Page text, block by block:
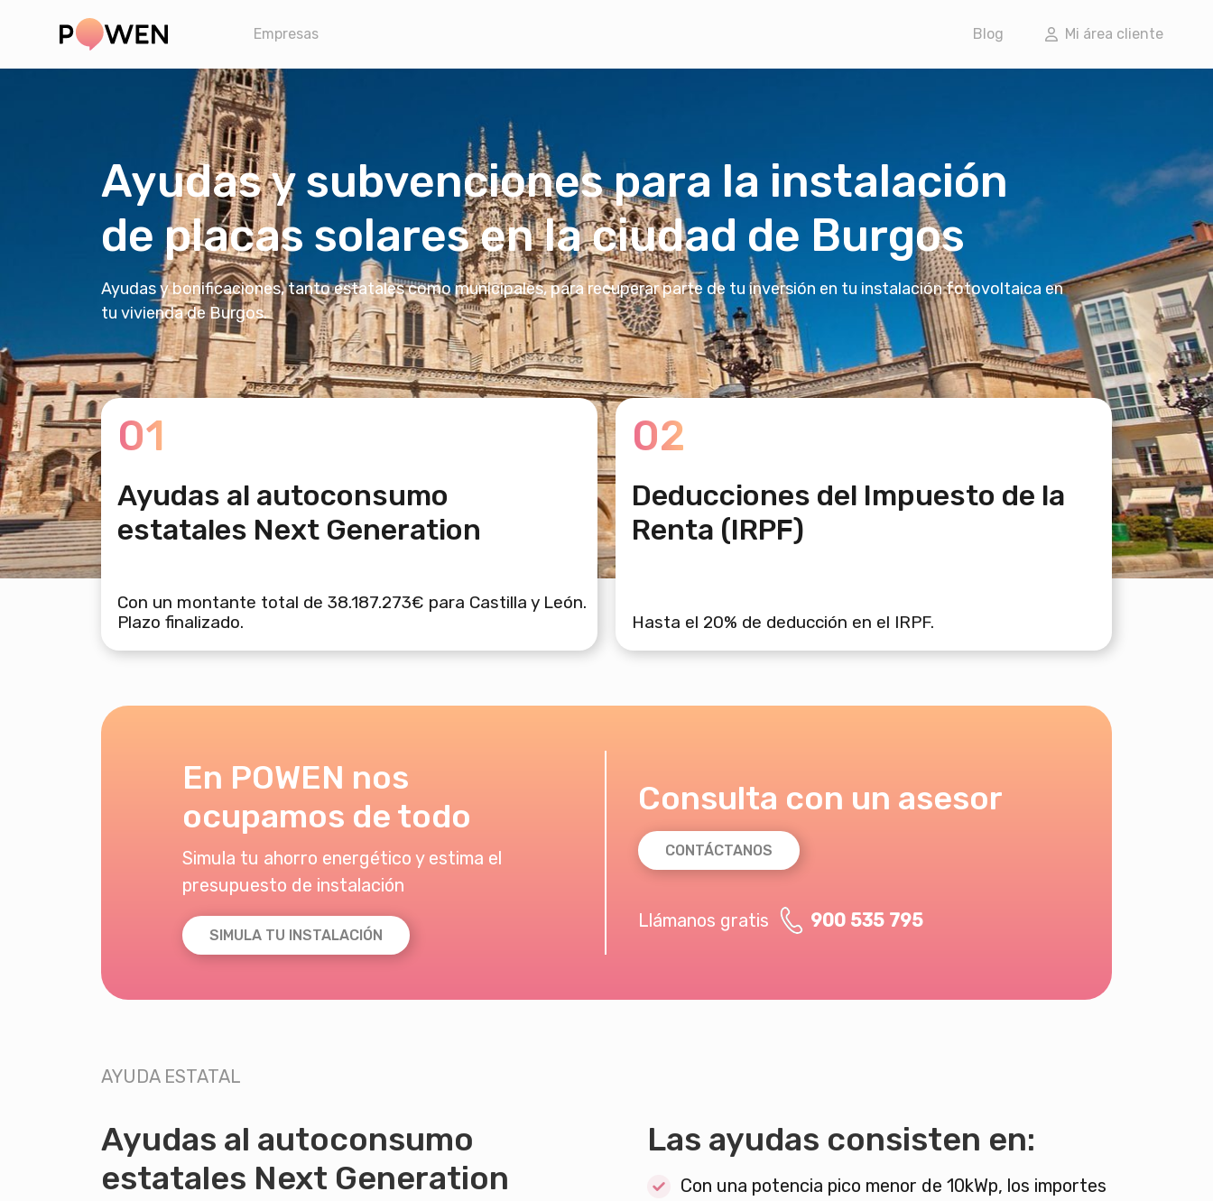
Empresas Blog Mi área cliente
Ayudas y subvenciones para la instalación
de placas solares en la ciudad de Burgos
Ayudas y bonificaciones, tanto estatales como municipales, para recuperar parte de tu inversión en tu instalación fotovoltaica en
tu vivienda de Burgos.
01
Ayudas al autoconsumo
estatales Next Generation
Con un montante total de 38.187.273€ para Castilla y León.
Plazo finalizado.
02
Deducciones del Impuesto de la
Renta (IRPF)
Hasta el 20% de deducción en el IRPF.
En POWEN nos
ocupamos de todo
Simula tu ahorro energético y estima el
presupuesto de instalación
SIMULA TU INSTALACIÓN
Consulta con un asesor
CONTÁCTANOS
Llámanos gratis 900 535 795
AYUDA ESTATAL
Ayudas al autoconsumo
estatales Next Generation
Las ayudas consisten en:
Con una potencia pico menor de 10kWp, los importes